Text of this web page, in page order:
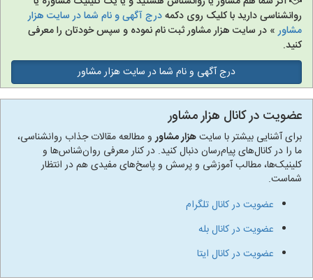
روانشناسی دارید با کلیک روی دکمهدرج آگهی و نام شما در سایت هزار
مشاور» در سایت هزار مشاور ثبت نام نموده و سپس خودتان را معرفی
کنید.
درج آگهی و نام شما در سایت هزار مشاور
عضویت در کانال هزار مشاور
برای آشنایی بیشتر با سایتهزار مشاورو مطالعه مقالات جذاب روانشناسی،
ما را در کانال‌های پیام‌رسان دنبال کنید. در کنار معرفی روان‌شناس‌ها و
کلینیک‌ها، مطالب آموزشی و پرسش و پاسخ‌های مفیدی هم در انتظار
شماست.
عضویت در کانال تلگرام
عضویت در کانال بله
عضویت در کانال ایتا